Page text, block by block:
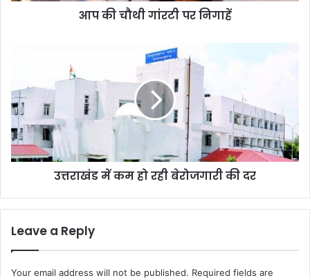
आप की चौथी गांरटी पर निगाहें
रही
बेरोजगारी
की
दर
उत्तराखंड में कम हो रही बेरोजगारी की दर
Leave a Reply
Your email address will not be published. Required fields are